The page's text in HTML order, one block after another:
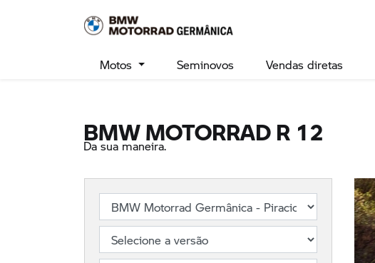
Motos Seminovos Vendas diretas
BMW MOTORRADR 12
Da sua maneira.